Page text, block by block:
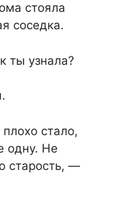
стояла
соседка.
ты узнала?
стало,
одну. Не
старость, —